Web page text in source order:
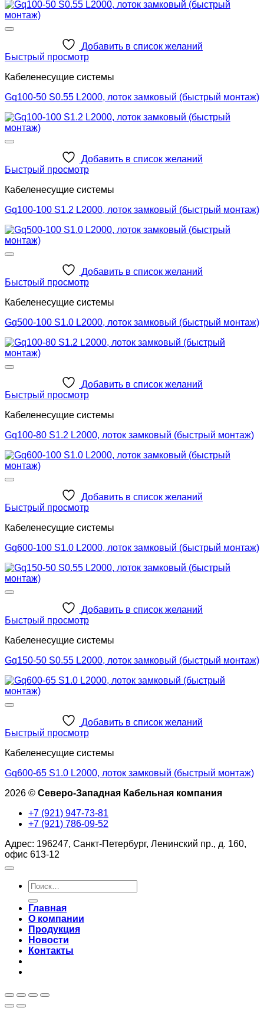
Добавить в список желаний
Быстрый просмотр
Кабеленесущие системы
Gq100-50 S0.55 L2000, лоток замковый (быстрый монтаж)
Добавить в список желаний
Быстрый просмотр
Кабеленесущие системы
Gq100-100 S1.2 L2000, лоток замковый (быстрый монтаж)
Добавить в список желаний
Быстрый просмотр
Кабеленесущие системы
Gq500-100 S1.0 L2000, лоток замковый (быстрый монтаж)
Добавить в список желаний
Быстрый просмотр
Кабеленесущие системы
Gq100-80 S1.2 L2000, лоток замковый (быстрый монтаж)
Добавить в список желаний
Быстрый просмотр
Кабеленесущие системы
Gq600-100 S1.0 L2000, лоток замковый (быстрый монтаж)
Добавить в список желаний
Быстрый просмотр
Кабеленесущие системы
Gq150-50 S0.55 L2000, лоток замковый (быстрый монтаж)
Добавить в список желаний
Быстрый просмотр
Кабеленесущие системы
Gq600-65 S1.0 L2000, лоток замковый (быстрый монтаж)
2026 © Северо-Западная Кабельная компания
+7 (921) 947-73-81
+7 (921) 786-09-52
Адрес: 196247, Санкт-Петербург, Ленинский пр., д. 160,
офис 613-12
Искать:
Главная
О компании
Продукция
Новости
Контакты